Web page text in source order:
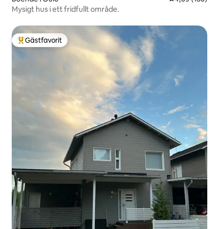
Mysigt hus i ett fridfullt område.
Populär gästfavorit
Gästfavorit